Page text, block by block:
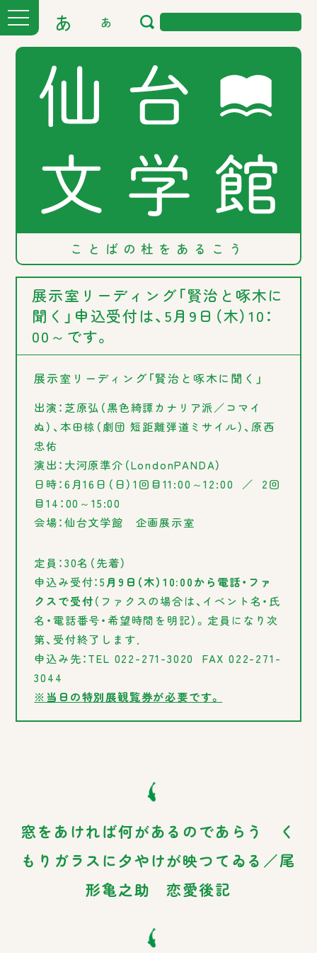
あ あ
ことばの 杜を あるこう
窓をあければ何があるのであらう く
もりガラスに夕やけが映つてゐる／尾
形亀之助 恋愛後記
展示室リーディング「賢治と啄木に
聞く」申込受付は、5月9日（木）10：
00～です。
展示室リーディング「賢治と啄木に聞く」
出演：芝原弘（黒色綺譚カナリア派／コマイ
ぬ）、本田椋（劇団 短距離弾道ミサイル）、原西
忠佑
演出：大河原準介（LondonPANDA）
日時：6月16日（日）1回目11:00～12:00 ／ 2回
目14：00～15:00
会場：仙台文学館 企画展示室
定員：30名（先着）
申込み受付：5月9日（木）10:00から電話・ファ
クスで受付（ファクスの場合は、イベント名・氏
名・電話番号・希望時間を明記）。定員になり次
第、受付終了します．
申込み先：TEL 022-271-3020 FAX 022-271-
3044
※当日の特別展観覧券が必要です。